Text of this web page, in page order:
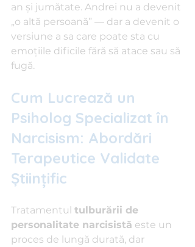
an și jumătate. Andrei nu a devenit
„o altă persoană” — dar a devenit o
versiune a sa care poate sta cu
emoțiile dificile fără să atace sau să
fugă.
Cum Lucrează un
Psiholog Specializat în
Narcisism: Abordări
Terapeutice Validate
Științific
Tratamentul tulburării de
personalitate narcisistă este un
proces de lungă durată, dar